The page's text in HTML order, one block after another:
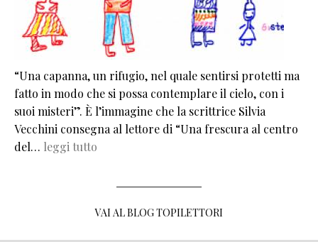
“Una capanna, un rifugio, nel quale sentirsi protetti ma
fatto in modo che si possa contemplare il cielo, con i
suoi misteri”. È l’immagine che la scrittrice Silvia
Vecchini consegna al lettore di “Una frescura al centro
del… leggi tutto
VAI AL BLOG TOPILETTORI